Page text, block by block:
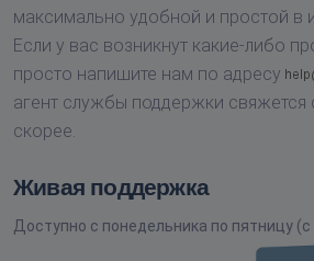
максимально удобной и простой в
Если у вас возникнут какие-либо
просто напишите нам по адресу
агент службы поддержки
скорее.
Живая поддержка
Доступно с понедельника по пятницу (с